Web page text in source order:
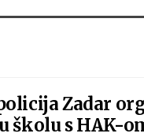
Zadar
školu s HAK-